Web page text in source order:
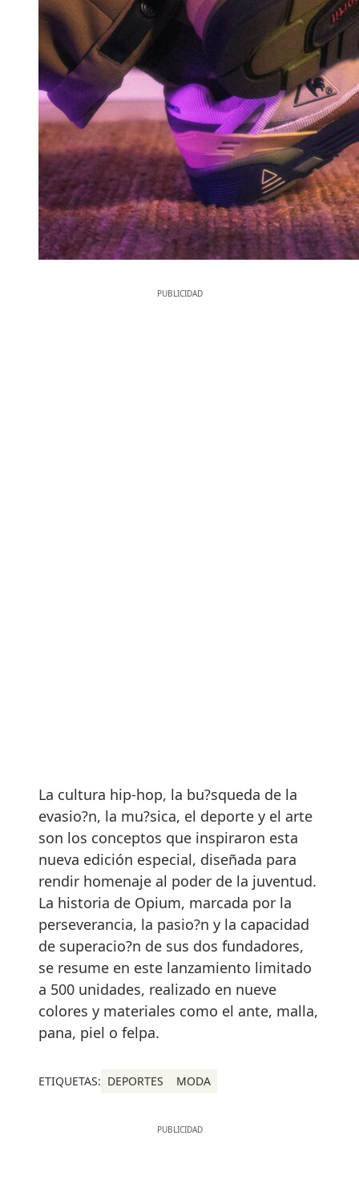
La cultura hip-hop, la bu?squeda de la
evasio?n, la mu?sica, el deporte y el arte
son los conceptos que inspiraron esta
nueva edición especial, diseñada para
rendir homenaje al poder de la juventud.
La historia de Opium, marcada por la
perseverancia, la pasio?n y la capacidad
de superacio?n de sus dos fundadores,
se resume en este lanzamiento limitado
a 500 unidades, realizado en nueve
colores y materiales como el ante, malla,
pana, piel o felpa.
ETIQUETAS: DEPORTES MODA